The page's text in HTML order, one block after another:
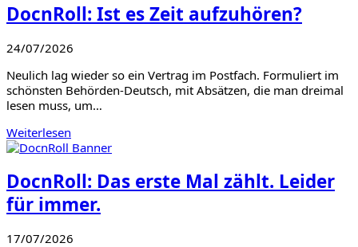
DocnRoll: Ist es Zeit aufzuhören?
24/07/2026
Neulich lag wieder so ein Vertrag im Postfach. Formuliert im
schönsten Behörden-Deutsch, mit Absätzen, die man dreimal
lesen muss, um…
Weiterlesen
DocnRoll: Das erste Mal zählt. Leider
für immer.
17/07/2026